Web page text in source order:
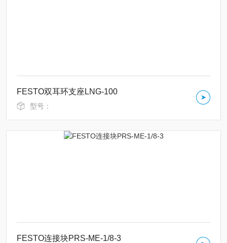
FESTO双耳环支座LNG-100
型号：
FESTO连接块PRS-ME-1/8-3